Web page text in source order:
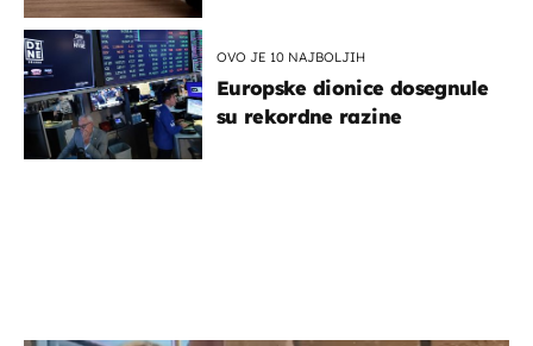
OVO JE 10 NAJBOLJIH
Europske dionice dosegnule
su rekordne razine